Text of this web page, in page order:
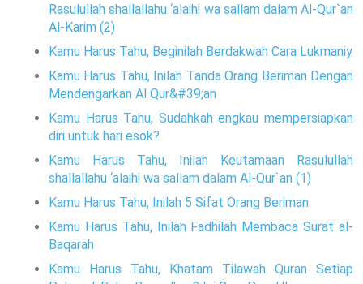
Rasulullah shallallahu ‘alaihi wa sallam dalam Al-Qur`an
Al-Karim (2)
Kamu Harus Tahu, Beginilah Berdakwah Cara Lukmaniy
Kamu Harus Tahu, Inilah Tanda Orang Beriman Dengan
Mendengarkan Al Qur&#39;an
Kamu Harus Tahu, Sudahkah engkau mempersiapkan
diri untuk hari esok?
Kamu Harus Tahu, Inilah Keutamaan Rasulullah
shallallahu ‘alaihi wa sallam dalam Al-Qur`an (1)
Kamu Harus Tahu, Inilah 5 Sifat Orang Beriman
Kamu Harus Tahu, Inilah Fadhilah Membaca Surat al-
Baqarah
Kamu Harus Tahu, Khatam Tilawah Quran Setiap